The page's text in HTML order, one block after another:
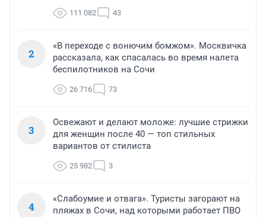
111 082 43
2
«В переходе с вонючим бомжом». Москвичка
рассказала, как спасалась во время налета
беспилотников на Сочи
26 716 73
3
Освежают и делают моложе: лучшие стрижки
для женщин после 40 — топ стильных
вариантов от стилиста
25 982 3
4
«Слабоумие и отвага». Туристы загорают на
пляжах в Сочи, над которыми работает ПВО